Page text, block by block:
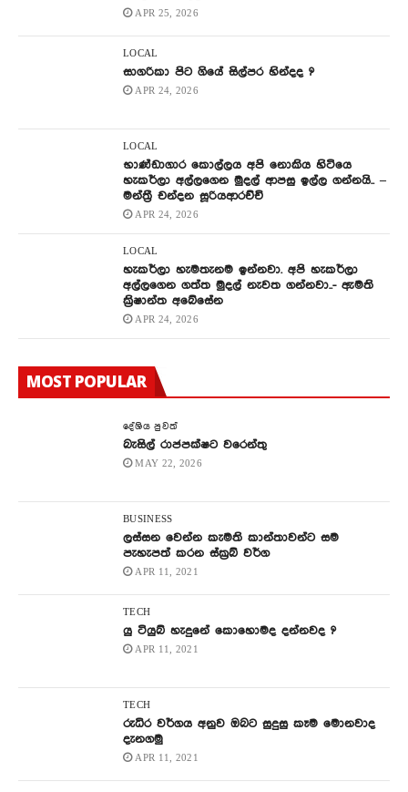
APR 25, 2026
LOCAL
සාගරිකා පිට ගියේ සිල්පර හින්දද ?
APR 24, 2026
LOCAL
භාණ්ඩාගාර කොල්ලය අපි නොකිය හිටියෙ
හැකර්ලා අල්ලගෙන මුදල් ආපසු ඉල්ල ගන්නයි.. –
මන්ත්‍රී චන්දන සූරියආරච්චි
APR 24, 2026
LOCAL
හැකර්ලා හැමතැනම ඉන්නවා. අපි හැකර්ලා
අල්ලගෙන ගත්ත මුදල් නැවත ගන්නවා..- ඇමති
ක්‍රිෂාන්ත අබේසේන
APR 24, 2026
MOST POPULAR
දේශිය පුවත්
බැසිල් රාජපක්ෂට වරෙන්තු
MAY 22, 2026
BUSINESS
ලස්සන වෙන්න කැමති කාන්තාවන්ට සම
පැහැපත් කරන ස්ක්‍රබ් වර්ග
APR 11, 2021
TECH
යු ටියුබ් හැදුනේ කොහොමද දන්නවද ?
APR 11, 2021
TECH
රුධිර වර්ගය අනුව ඔබට සුදුසු කෑම මොනවාද
දැනගමු
APR 11, 2021